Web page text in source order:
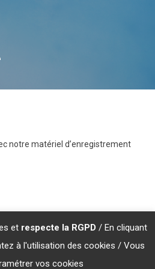
notre matériel d’enregistrement
I Immersive Dimension Audio
et respecte la RGPD / En cliquant
à l'utilisation des cookies / Vous
vos cookies